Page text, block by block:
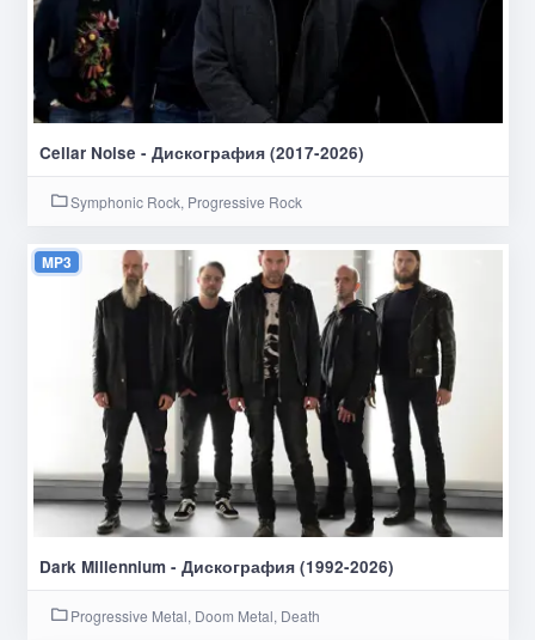
Cellar Noise - Дискография (2017-2026)
Symphonic Rock, Progressive Rock
MP3
Dark Millennium - Дискография (1992-2026)
Progressive Metal, Doom Metal, Death